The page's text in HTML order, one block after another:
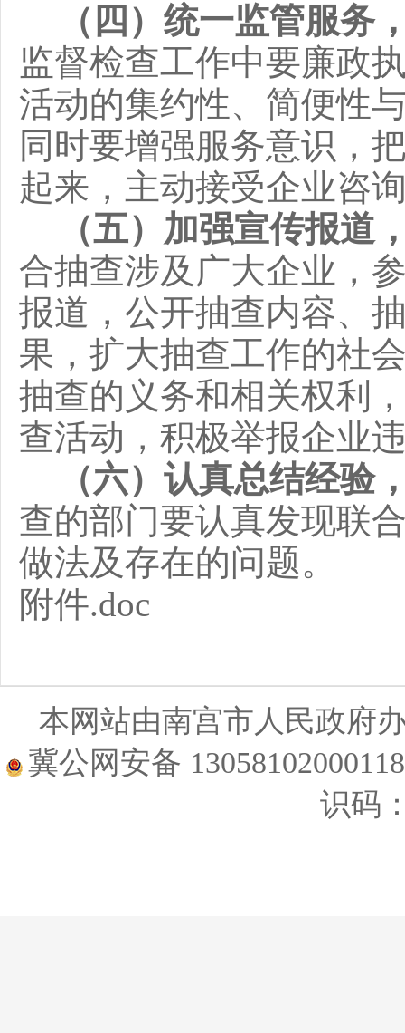
（四）统一监管服务
监督检查工作中要廉政
活动的集约性、简便性
同时要增强服务意识，
起来，主动接受企业咨
（五）加强宣传报道
合抽查涉及广大企业，
报道， 公开抽查内容、
果，扩大抽查工作的社
抽查的义务和相关权利
查活动，积极举报企业
（六）认真总结经验
查的部门要认真发现联
做法及存在的问题。
附件.doc
本网站由南宫市人民政
冀公网安备
识码